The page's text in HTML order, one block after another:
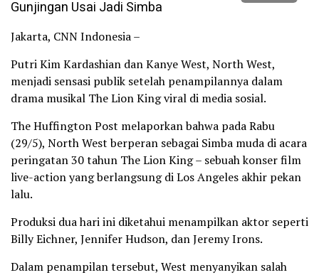
Jakarta, CNN Indonesia –
Putri Kim Kardashian dan Kanye West, North West,
menjadi sensasi publik setelah penampilannya dalam
drama musikal The Lion King viral di media sosial.
The Huffington Post melaporkan bahwa pada Rabu
(29/5), North West berperan sebagai Simba muda di acara
peringatan 30 tahun The Lion King – sebuah konser film
live-action yang berlangsung di Los Angeles akhir pekan
lalu.
Produksi dua hari ini diketahui menampilkan aktor seperti
Billy Eichner, Jennifer Hudson, dan Jeremy Irons.
Dalam penampilan tersebut, West menyanyikan salah